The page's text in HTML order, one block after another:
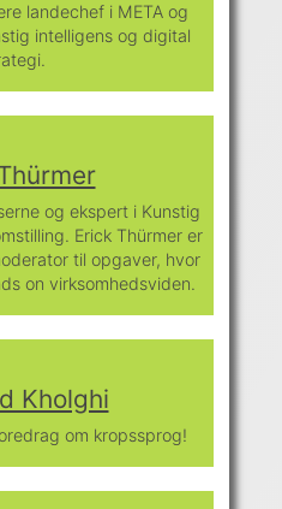
landechef i META og
intelligens og digital
og ekspert i Kunstig
Erick Thürmer er
til opgaver, hvor
on virksomhedsviden.
Kholghi
om kropssprog!